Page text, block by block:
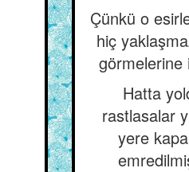
Çünkü o
hiç
görmelerine
Hatta
rastlasalar
yere